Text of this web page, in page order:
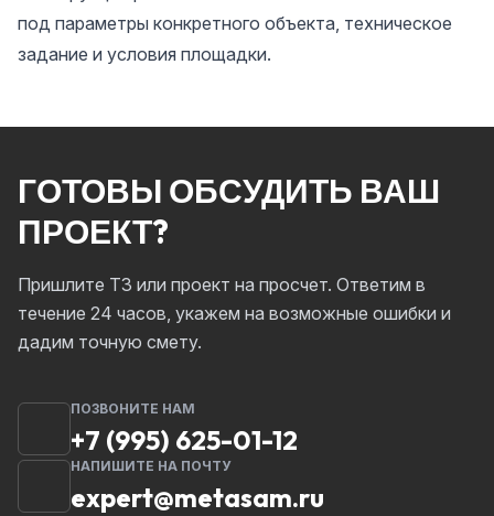
под параметры конкретного объекта, техническое
задание и условия площадки.
ГОТОВЫ ОБСУДИТЬ ВАШ
ПРОЕКТ?
Пришлите ТЗ или проект на просчет. Ответим в
течение 24 часов, укажем на возможные ошибки и
дадим точную смету.
ПОЗВОНИТЕ НАМ
+7 (995) 625-01-12
НАПИШИТЕ НА ПОЧТУ
expert@metasam.ru